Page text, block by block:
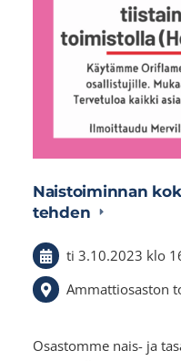
Naistoiminnan
tehden
ti 3.10.2023 klo
Ammattiosaston
Osastomme nais- ja